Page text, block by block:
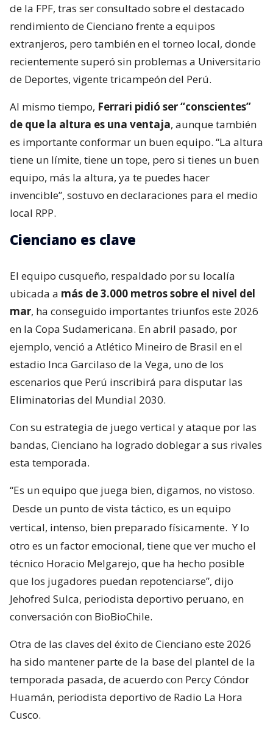
de la FPF, tras ser consultado sobre el destacado
rendimiento de Cienciano frente a equipos
extranjeros, pero también en el torneo local, donde
recientemente superó sin problemas a Universitario
de Deportes, vigente tricampeón del Perú.
Al mismo tiempo, Ferrari pidió ser “conscientes”
de que la altura es una ventaja, aunque también
es importante conformar un buen equipo. “La altura
tiene un límite, tiene un tope, pero si tienes un buen
equipo, más la altura, ya te puedes hacer
invencible”, sostuvo en declaraciones para el medio
local RPP.
Cienciano es clave
El equipo cusqueño, respaldado por su localía
ubicada a más de 3.000 metros sobre el nivel del
mar, ha conseguido importantes triunfos este 2026
en la Copa Sudamericana. En abril pasado, por
ejemplo, venció a Atlético Mineiro de Brasil en el
estadio Inca Garcilaso de la Vega, uno de los
escenarios que Perú inscribirá para disputar las
Eliminatorias del Mundial 2030.
Con su estrategia de juego vertical y ataque por las
bandas, Cienciano ha logrado doblegar a sus rivales
esta temporada.
“Es un equipo que juega bien, digamos, no vistoso.
Desde un punto de vista táctico, es un equipo
vertical, intenso, bien preparado físicamente. Y lo
otro es un factor emocional, tiene que ver mucho el
técnico Horacio Melgarejo, que ha hecho posible
que los jugadores puedan repotenciarse”, dijo
Jehofred Sulca, periodista deportivo peruano, en
conversación con BioBioChile.
Otra de las claves del éxito de Cienciano este 2026
ha sido mantener parte de la base del plantel de la
temporada pasada, de acuerdo con Percy Cóndor
Huamán, periodista deportivo de Radio La Hora
Cusco.